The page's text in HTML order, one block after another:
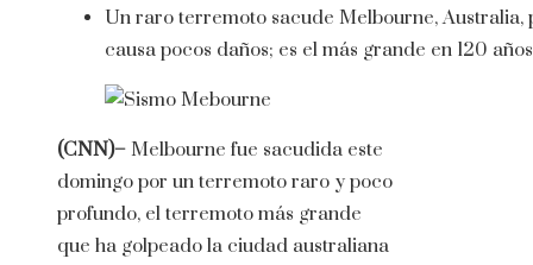
Un raro terremoto sacude Melbourne, Australia,
causa pocos daños; es el más grande en 120 años
(CNN)– Melbourne fue sacudida este
domingo por un terremoto raro y poco
profundo, el terremoto más grande
que ha golpeado la ciudad australiana